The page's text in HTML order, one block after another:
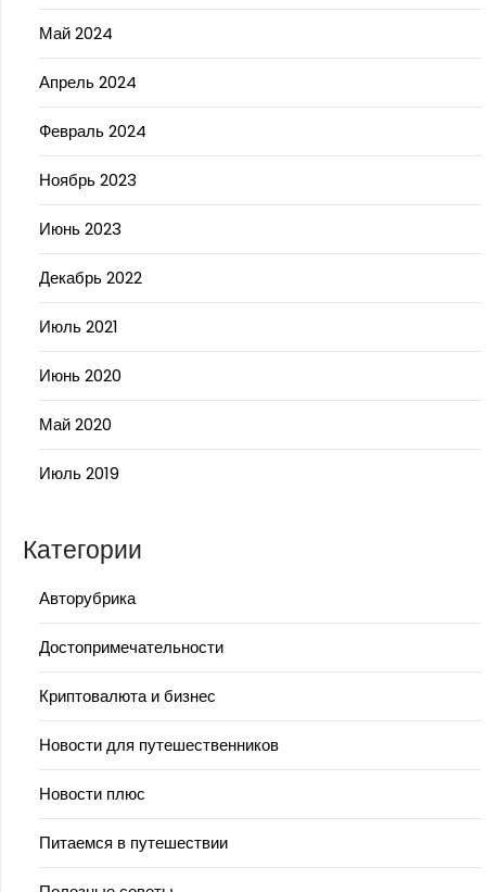
Май 2024
Апрель 2024
Февраль 2024
Ноябрь 2023
Июнь 2023
Декабрь 2022
Июль 2021
Июнь 2020
Май 2020
Июль 2019
Категории
Авторубрика
Достопримечательности
Криптовалюта и бизнес
Новости для путешественников
Новости плюс
Питаемся в путешествии